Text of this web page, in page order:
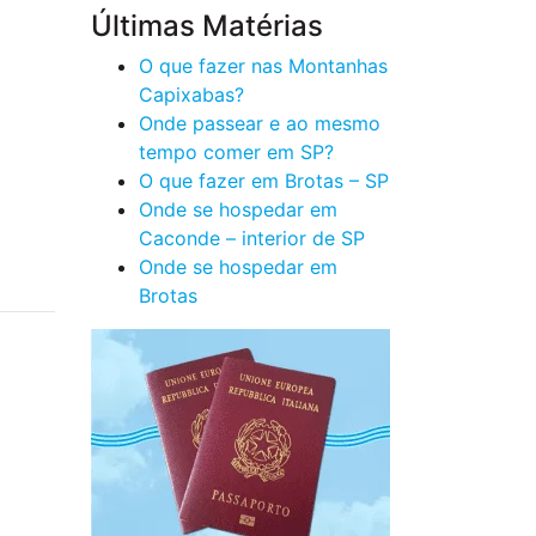
Últimas Matérias
O que fazer nas Montanhas
Capixabas?
Onde passear e ao mesmo
tempo comer em SP?
O que fazer em Brotas – SP
Onde se hospedar em
Caconde – interior de SP
Onde se hospedar em
Brotas